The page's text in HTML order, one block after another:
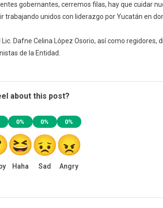
gobernantes, cerremos filas, hay que cuidar
trabajando unidos con liderazgo por Yucatán en
Dafne Celina López Osorio, así como regidores,
de la Entidad.
about this post?
0%
Haha
0%
Sad
0%
Angry